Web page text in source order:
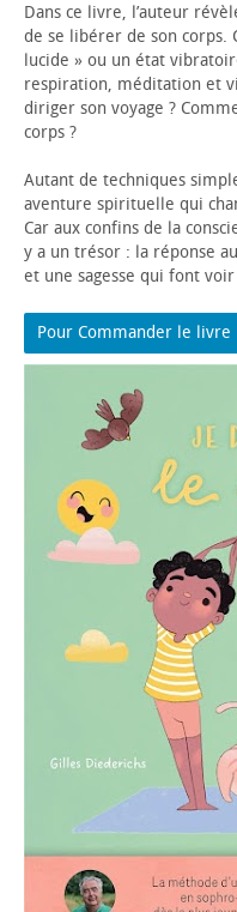
Dans ce livre, l’auteur
de se libérer de son corps.
lucide » ou un état
respiration, méditation et
diriger son voyage ?
corps ?
Autant de techniques
aventure spirituelle qui
Car aux confins de la
y a un trésor : la réponse
et une sagesse qui font
Pour Commander le livre